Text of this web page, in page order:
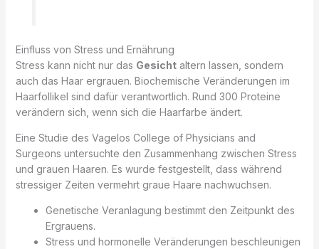
Einfluss von Stress und Ernährung
Stress kann nicht nur das Gesichtaltern lassen, sondern
auch das Haar ergrauen. Biochemische Veränderungen im
Haarfollikel sind dafür verantwortlich. Rund 300 Proteine
verändern sich, wenn sich die Haarfarbe ändert.
Eine Studie des Vagelos College of Physicians and
Surgeons untersuchte den Zusammenhang zwischen Stress
und grauen Haaren. Es wurde festgestellt, dass während
stressiger Zeiten vermehrt graue Haare nachwuchsen.
Genetische Veranlagung bestimmt den Zeitpunkt des
Ergrauens.
Stress und hormonelle Veränderungen beschleunigen